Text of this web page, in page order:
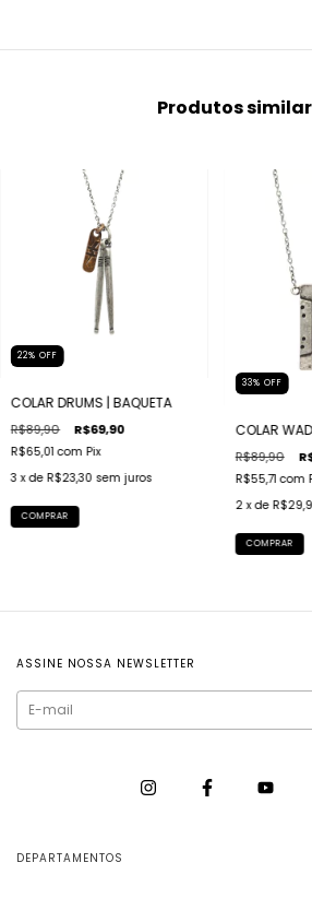
Produtos
22% OFF
COLAR DRUMS | BAQUETA
R$89,90 R$69,90
R$65,01com Pix
3 x de R$23,30 sem juros
COMPRAR
33% OFF
COLAR
R$89,90
R$55,71com
2 x de
COMPRAR
ASSINE NOSSA NEWSLETTER
DEPARTAMENTOS